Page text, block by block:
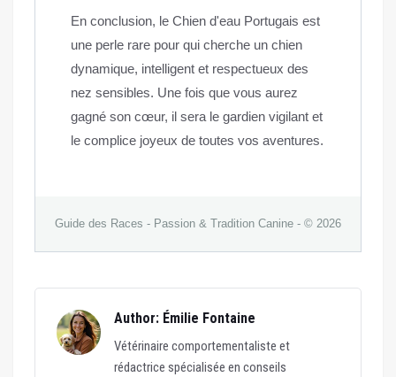
En conclusion, le Chien d'eau Portugais est
une perle rare pour qui cherche un chien
dynamique, intelligent et respectueux des
nez sensibles. Une fois que vous aurez
gagné son cœur, il sera le gardien vigilant et
le complice joyeux de toutes vos aventures.
Guide des Races - Passion & Tradition Canine - © 2026
Author: Émilie Fontaine
Vétérinaire comportementaliste et
rédactrice spécialisée en conseils